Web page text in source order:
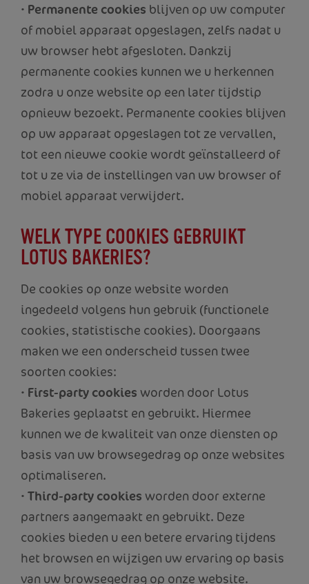
• Permanente cookies blijven op uw computer
of mobiel apparaat opgeslagen, zelfs nadat u
uw browser hebt afgesloten. Dankzij
permanente cookies kunnen we u herkennen
zodra u onze website op een later tijdstip
opnieuw bezoekt. Permanente cookies blijven
op uw apparaat opgeslagen tot ze vervallen,
tot een nieuwe cookie wordt geïnstalleerd of
tot u ze via de instellingen van uw browser of
mobiel apparaat verwijdert.
WELK TYPE COOKIES GEBRUIKT
LOTUS BAKERIES?
De cookies op onze website worden
ingedeeld volgens hun gebruik (functionele
cookies, statistische cookies). Doorgaans
maken we een onderscheid tussen twee
soorten cookies:
• First-party cookies worden door Lotus
Bakeries geplaatst en gebruikt. Hiermee
kunnen we de kwaliteit van onze diensten op
basis van uw browsegedrag op onze websites
optimaliseren.
• Third-party cookies worden door externe
partners aangemaakt en gebruikt. Deze
cookies bieden u een betere ervaring tijdens
het browsen en wijzigen uw ervaring op basis
van uw browsegedrag op onze website.